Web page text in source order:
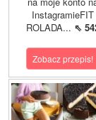
InstagramieFIT
ROLADA... ⇖
Zobacz przepis!